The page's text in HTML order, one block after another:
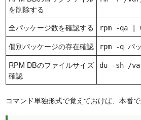
を削除する
全パッケージ数を確認する rpm -qa |
個別パッケージの存在確認 rpm -q パ
RPM DBのファイルサイズ
確認
du -sh /
コマンド単独形式で覚えておけば、本番で